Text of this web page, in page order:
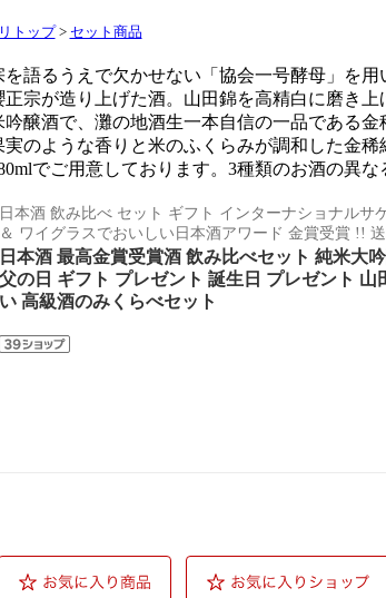
トップ> セット商品
を語るうえで欠かせない「協会一号酵母」を
正宗が造り上げた酒。山田錦を高精白に磨き
吟醸酒で、灘の地酒生一本自信の一品である
実のような香りと米のふくらみが調和した金
でご用意しております。3種類のお酒の異
日本酒 飲み比べ セット ギフト インターナショナルサ
＆ ワイグラスでおいしい日本酒アワード 金賞受賞 !!
日本酒 最高金賞受賞酒 飲み比べセット 純米大
父の日 ギフト プレゼント 誕生日 プレゼント
い 高級酒のみくらべセット